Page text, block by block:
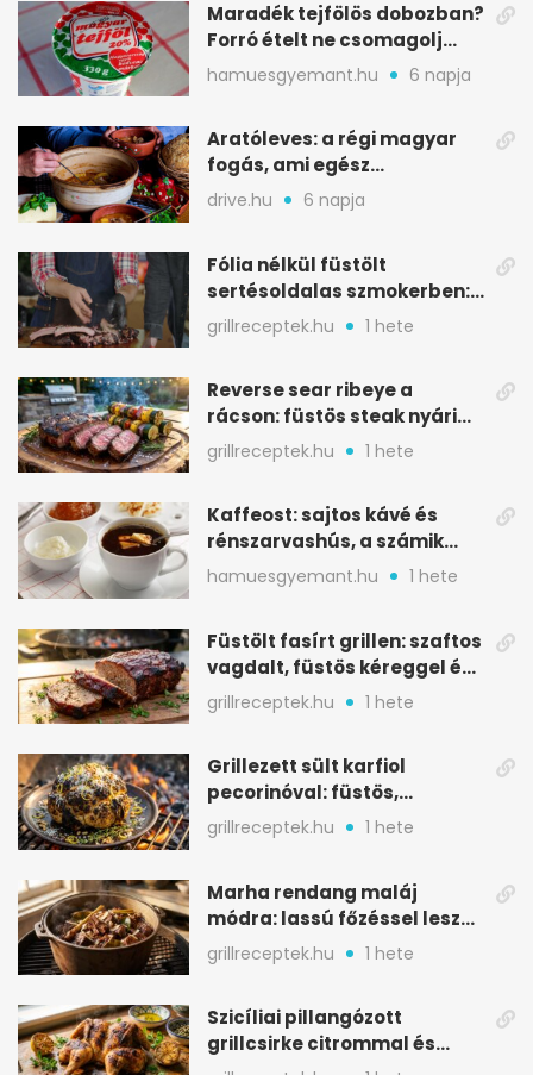
Maradék tejfölös dobozban?
Forró ételt ne csomagolj
ilyen tégelybe
hamuesgyemant.hu 6 napja
Aratóleves: a régi magyar
fogás, ami egész
csapatokat jóllakatott
drive.hu 6 napja
Fólia nélkül füstölt
sertésoldalas szmokerben:
ropogós bark, 6 óra
grillreceptek.hu 1 hete
Reverse sear ribeye a
rácson: füstös steak nyári
tökkebabbal
grillreceptek.hu 1 hete
Kaffeost: sajtos kávé és
rénszarvashús, a számik
melegítő itala
hamuesgyemant.hu 1 hete
Füstölt fasírt grillen: szaftos
vagdalt, füstös kéreggel és
BBQ mázzal
grillreceptek.hu 1 hete
Grillezett sült karfiol
pecorinóval: füstös,
karamellizált nyári kedvenc
grillreceptek.hu 1 hete
Marha rendang maláj
módra: lassú főzéssel lesz
igazán szaftos
grillreceptek.hu 1 hete
Szicíliai pillangózott
grillcsirke citrommal és
oregánóval